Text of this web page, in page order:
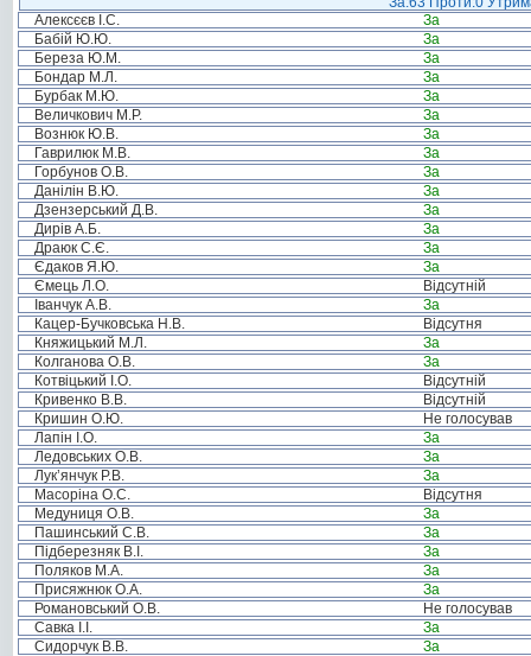
Алексєєв І.С.
За
Бабій Ю.Ю.
За
Береза Ю.М.
За
Бондар М.Л.
За
Бурбак М.Ю.
За
Величкович М.Р.
За
Вознюк Ю.В.
За
Гаврилюк М.В.
За
Горбунов О.В.
За
Данілін В.Ю.
За
Дзензерський Д.В.
За
Дирів А.Б.
За
Драюк С.Є.
За
Єдаков Я.Ю.
За
Ємець Л.О.
Відсутній
Іванчук А.В.
За
Кацер-Бучковська Н.В.
Відсутня
Княжицький М.Л.
За
Колганова О.В.
За
Котвіцький І.О.
Відсутній
Кривенко В.В.
Відсутній
Кришин О.Ю.
Не голосував
Лапін І.О.
За
Ледовських О.В.
За
Лук’янчук Р.В.
За
Масоріна О.С.
Відсутня
Медуниця О.В.
За
Пашинський С.В.
За
Підберезняк В.І.
За
Поляков М.А.
За
Присяжнюк О.А.
За
Романовський О.В.
Не голосував
Савка І.І.
За
Сидорчук В.В.
За